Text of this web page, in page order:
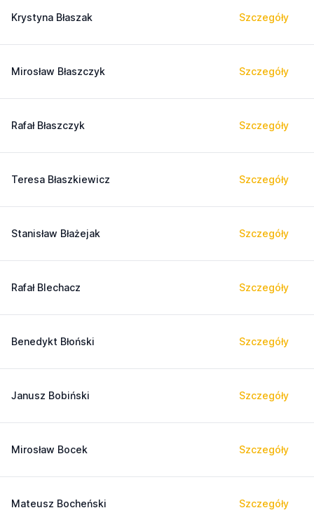
Krystyna Błaszak Szczegóły
Mirosław Błaszczyk Szczegóły
Rafał Błaszczyk Szczegóły
Teresa Błaszkiewicz Szczegóły
Stanisław Błażejak Szczegóły
Rafał Blechacz Szczegóły
Benedykt Błoński Szczegóły
Janusz Bobiński Szczegóły
Mirosław Bocek Szczegóły
Mateusz Bocheński Szczegóły